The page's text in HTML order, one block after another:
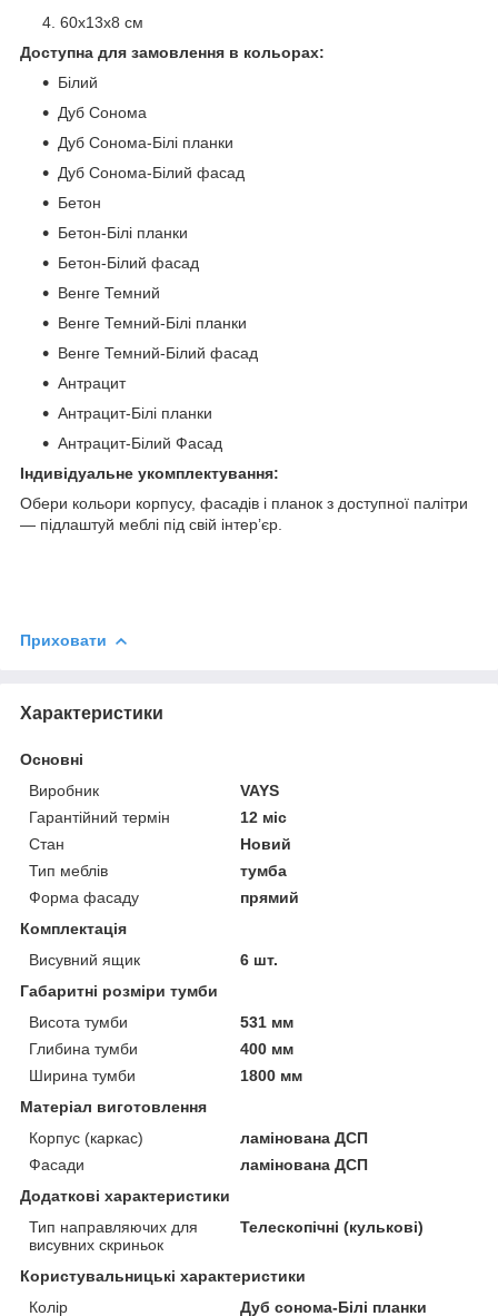
60х13х8 см
Доступна для замовлення в кольорах:
Білий
Дуб Сонома
Дуб Сонома-Білі планки
Дуб Сонома-Білий фасад
Бетон
Бетон-Білі планки
Бетон-Білий фасад
Венге Темний
Венге Темний-Білі планки
Венге Темний-Білий фасад
Антрацит
Антрацит-Білі планки
Антрацит-Білий Фасад
Індивідуальне укомплектування:
Обери кольори корпусу, фасадів і планок з доступної палітри
— підлаштуй меблі під свій інтер’єр.
Приховати
Характеристики
Основні
Виробник
VAYS
Гарантійний термін
12 міс
Стан
Новий
Тип меблів
тумба
Форма фасаду
прямий
Комплектація
Висувний ящик
6 шт.
Габаритні розміри тумби
Висота тумби
531 мм
Глибина тумби
400 мм
Ширина тумби
1800 мм
Матеріал виготовлення
Корпус (каркас)
ламінована ДСП
Фасади
ламінована ДСП
Додаткові характеристики
Тип направляючих для
висувних скриньок
Телескопічні (кулькові)
Користувальницькі характеристики
Колір
Дуб сонома-Білі планки